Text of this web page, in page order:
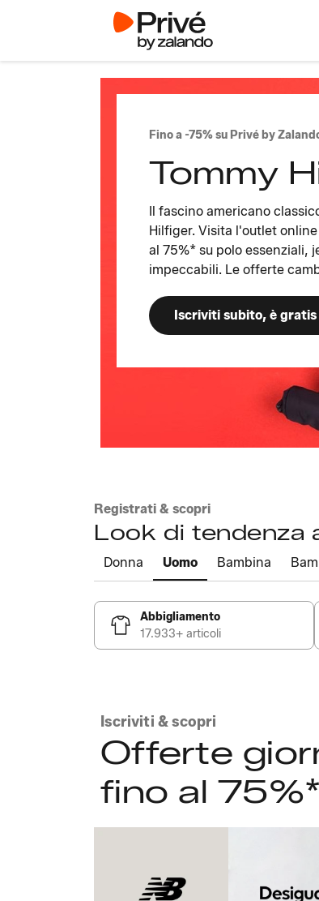
Fino a -75% su Privé by
Tommy
Il fascino americano
Hilfiger. Visita l'outlet
al 75%* su polo essenziali,
impeccabili. Le offerte
Iscriviti subito, è gratis
Registrati & scopri
Look di tendenza
Donna Uomo Bambina
Abbigliamento
17.933+ articoli
Iscriviti & scopri
Offerte
fino al 75%*